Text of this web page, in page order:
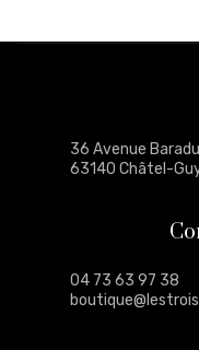
36 Avenue
63140 Châtel-
04 73 63 97 38